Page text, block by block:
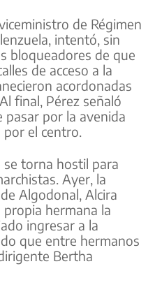
de Régimen
intentó, sin
bloqueadores de que
de acceso a la
acordonadas
final, Pérez señaló
pasar por la avenida
el centro.
se torna hostil para
Ayer, la
Algodonal, Alcira
hermana la
ingresar a la
que entre hermanos
Bertha